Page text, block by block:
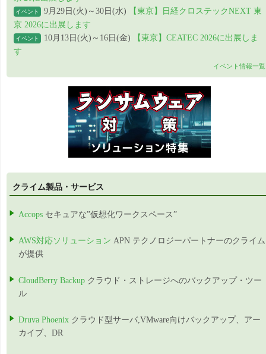
イベント 9月29日(火)～30日(水)
【東京】日経クロステックNEXT 東
京 2026に出展します
イベント 10月13日(火)～16日(金)
【東京】CEATEC 2026に出展しま
す
イベント情報一覧
クライム製品・サービス
Accops セキュアな”仮想化ワークスペース”
AWS対応ソリューション APN テクノロジーパートナーのクライム
が提供
CloudBerry Backup クラウド・ストレージへのバックアップ・ツー
ル
Druva Phoenix クラウド型サーバ,VMware向けバックアップ、アー
カイブ、DR